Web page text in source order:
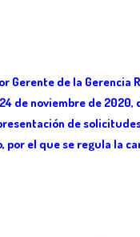
Gerente de la
de noviembre de
de
por el que se regula la